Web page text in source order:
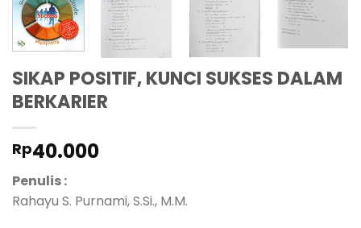
SIKAP POSITIF, KUNCI SUKSES DALAM
BERKARIER
Rp40.000
Penulis :
Rahayu S. Purnami, S.Si., M.M.